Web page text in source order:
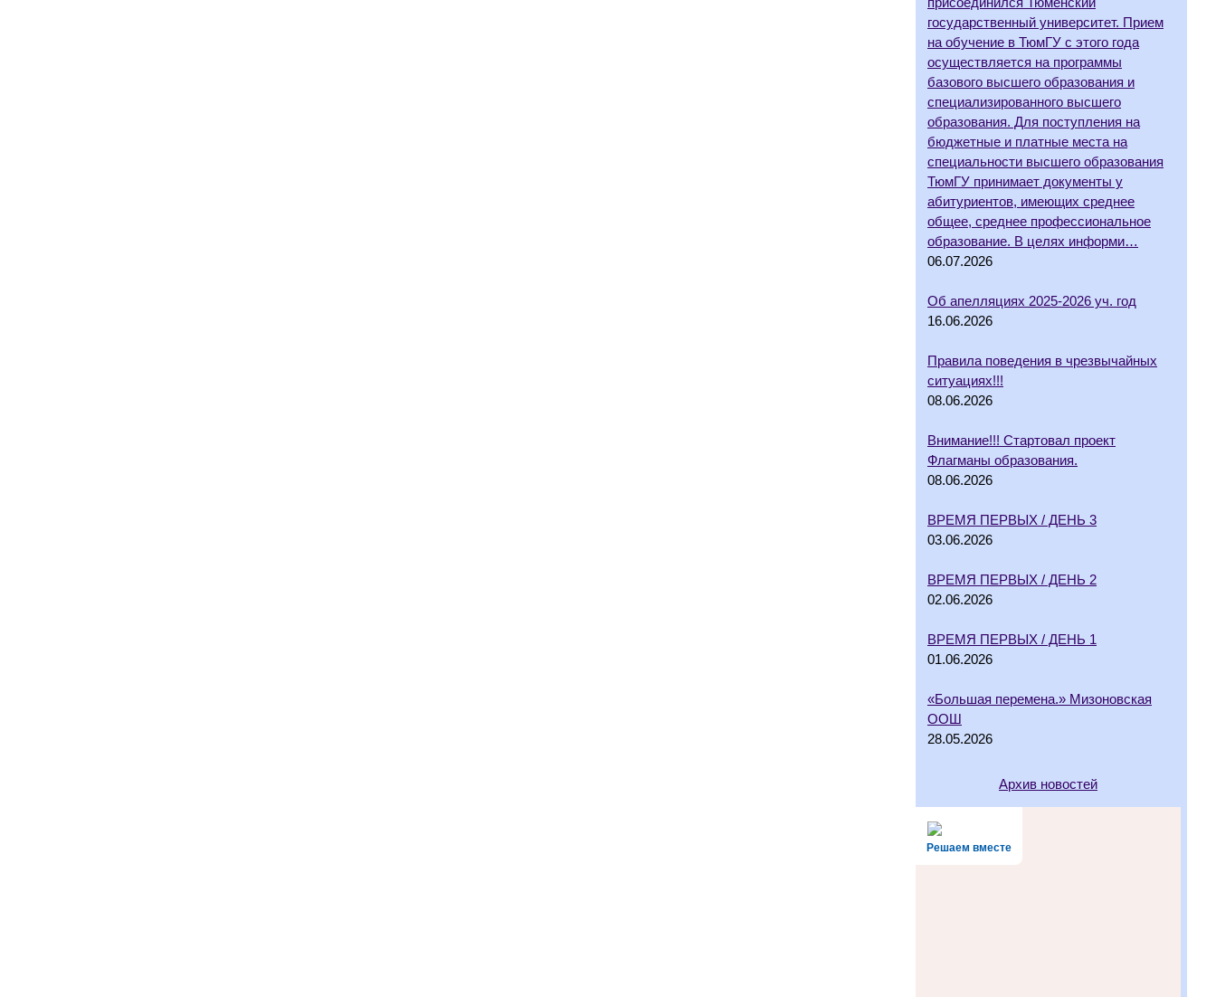
государственный университет. Прием
на обучение в ТюмГУ с этого года
осуществляется на программы
базового высшего образования и
специализированного высшего
образования. Для поступления на
бюджетные и платные места на
специальности высшего образования
ТюмГУ принимает документы у
абитуриентов, имеющих среднее
общее, среднее профессиональное
образование. В целях информи…
06.07.2026
Об апелляциях 2025-2026 уч. год
16.06.2026
Правила поведения в чрезвычайных
ситуациях!!!
08.06.2026
Внимание!!! Стартовал проект
Флагманы образования.
08.06.2026
ВРЕМЯ ПЕРВЫХ / ДЕНЬ 3
03.06.2026
ВРЕМЯ ПЕРВЫХ / ДЕНЬ 2
02.06.2026
ВРЕМЯ ПЕРВЫХ / ДЕНЬ 1
01.06.2026
«Большая перемена.» Мизоновская
ООШ
28.05.2026
Архив новостей
Решаем вместе